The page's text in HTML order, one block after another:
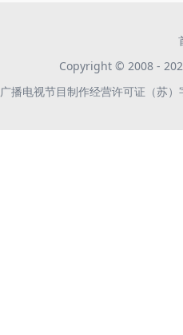
Copyright © 2008 -
广播电视节目制作经营许可证（苏